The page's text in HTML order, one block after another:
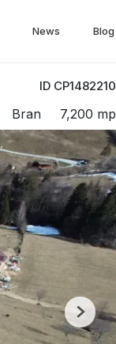
News Blog
ID CP1482210
Bran 7,200 mp
Next